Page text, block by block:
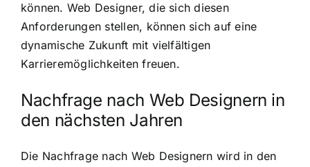
können. Web Designer, die sich diesen
Anforderungen stellen, können sich auf eine
dynamische Zukunft mit vielfältigen
Karrieremöglichkeiten freuen.
Nachfrage nach Web Designern in
den nächsten Jahren
Die Nachfrage nach Web Designern wird in den